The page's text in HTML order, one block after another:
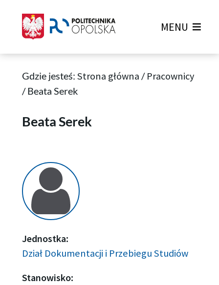
MENU
Gdzie jesteś: Strona główna / Pracownicy
/Beata Serek
Beata Serek
Jednostka:
Dział Dokumentacji i Przebiegu Studiów
Stanowisko: